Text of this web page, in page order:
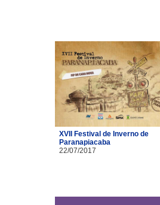
XVII Festival de Inverno de
Paranapiacaba
22/07/2017